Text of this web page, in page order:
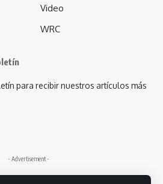
Video
WRC
para recibir nuestros artículos más
- Advertisement -